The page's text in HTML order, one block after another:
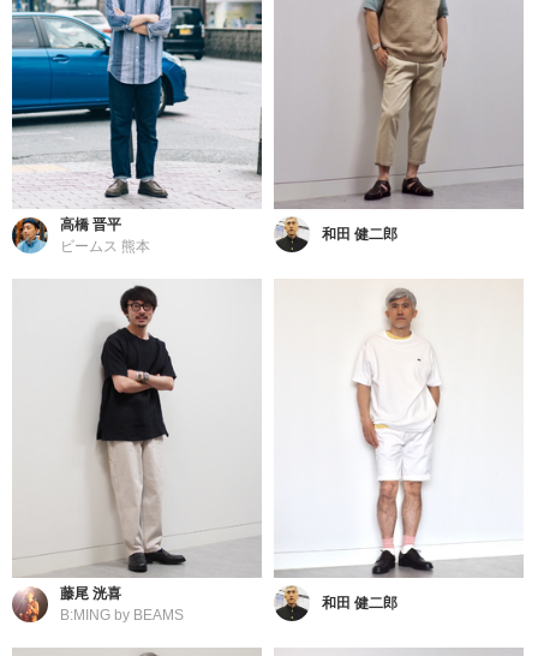
高橋 晋平
ビームス 熊本
和田 健二郎
藤尾 洸喜
B:MING by BEAMS
和田 健二郎